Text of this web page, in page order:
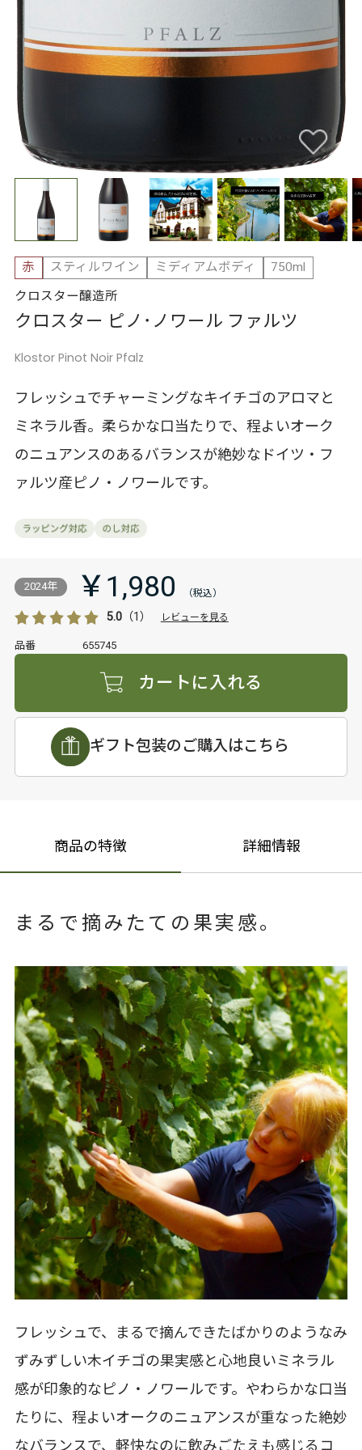
赤 スティルワイン ミディアムボディ
750ml
クロスター醸造所
クロスター ピノ･ノワール ファルツ
Klostor Pinot Noir Pfalz
フレッシュでチャーミングなキイチゴのアロマと
ミネラル香。柔らかな口当たりで、程よいオーク
のニュアンスのあるバランスが絶妙なドイツ・フ
ァルツ産ピノ・ノワールです。
2024年 ￥1,980
5.0（1） レビューを見る
品番 655745
カートに入れる
ギフト包装のご購入はこちら
商品の特徴 詳細情報
まるで摘みたての果実感。
フレッシュで、まるで摘んできたばかりのようなみ
ずみずしい木イチゴの果実感と心地良いミネラル
感が印象的なピノ・ノワールです。やわらかな口当
たりに、程よいオークのニュアンスが重なった絶妙